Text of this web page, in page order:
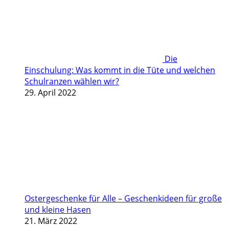
Die
Einschulung: Was kommt in die Tüte und welchen
Schulranzen wählen wir?
29. April 2022
Ostergeschenke für Alle – Geschenkideen für große
und kleine Hasen
21. März 2022